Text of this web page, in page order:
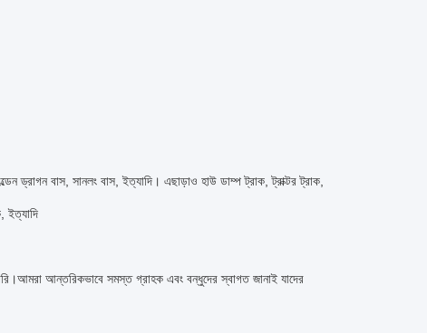
ড্রাগন বাস, সানলং বাস, ইত্যাদি। এছাড়াও হাউ ডাম্প ট্রাক, ট্রাক্টর ট্রাক,
ইত্যাদি
আন্তরিকভাবে সমস্ত গ্রাহক এবং বন্ধুদের স্বাগত জানাই যাদের